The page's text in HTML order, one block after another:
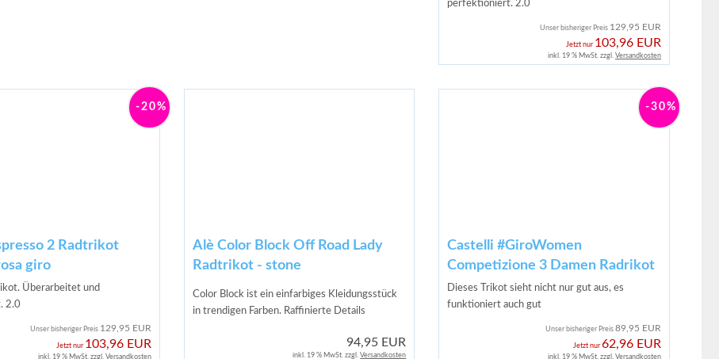
perfektioniert. 2.0
Unser bisheriger Preis 129,95 EUR
Jetzt nur 103,96 EUR
inkl. 19 % MwSt. zzgl. Versandkosten
2 Radtrikot
giro
Überarbeitet und
2.0
Unser bisheriger Preis 129,95 EUR
Jetzt nur 103,96 EUR
-20%
inkl. 19 % MwSt. zzgl. Versandkosten
Alè Color Block Off Road Lady
Radtrikot - stone
Color Block ist ein einfarbiges Kleidungsstück
in trendigen Farben. Raffinierte Details
94,95 EUR
inkl. 19 % MwSt. zzgl.Versandkosten
Castelli #GiroWomen
Competizione 3 Damen Radrikot
Dieses Trikot sieht nicht nur gut aus, es
funktioniert auch gut
Unser bisheriger Preis 89,95 EUR
Jetzt nur62,96 EUR
-30%
inkl. 19 % MwSt. zzgl. Versandkosten